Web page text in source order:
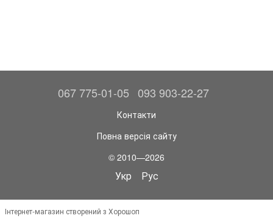
067 775-01-05 093 903-22-27
Контакти
Повна версія сайту
© 2010—2026
Укр Рус
Інтернет-магазин створений з Хорошоп